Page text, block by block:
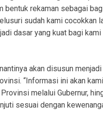
rekaman sebagai
sudah kami cocokkan
dasar yang kuat bagi kami
akan disusun
“Informasi ini akan
melalui Gubernur,
sesuai dengan